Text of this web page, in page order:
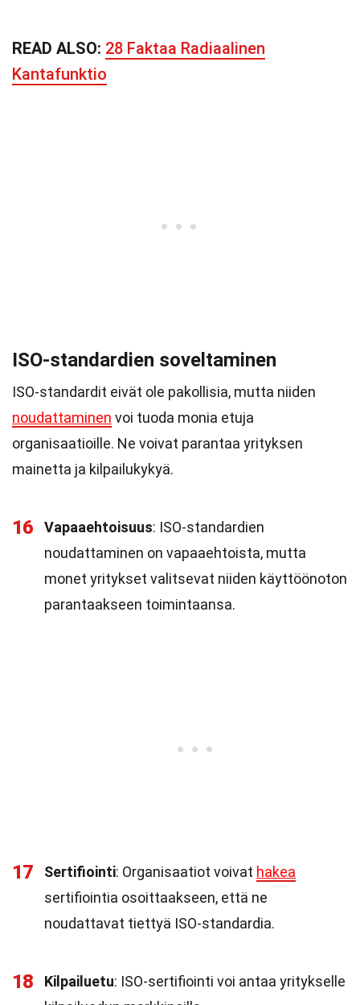
READ ALSO: 28 Faktaa Radiaalinen
Kantafunktio
ISO-standardien soveltaminen
ISO-standardit eivät ole pakollisia, mutta niiden
noudattaminen voi tuoda monia etuja
organisaatioille. Ne voivat parantaa yrityksen
mainetta ja kilpailukykyä.
16 Vapaaehtoisuus: ISO-standardien
noudattaminen on vapaaehtoista, mutta
monet yritykset valitsevat niiden käyttöönoton
parantaakseen toimintaansa.
17 Sertifiointi: Organisaatiot voivat hakea
sertifiointia osoittaakseen, että ne
noudattavat tiettyä ISO-standardia.
18 Kilpailuetu: ISO-sertifiointi voi antaa yritykselle